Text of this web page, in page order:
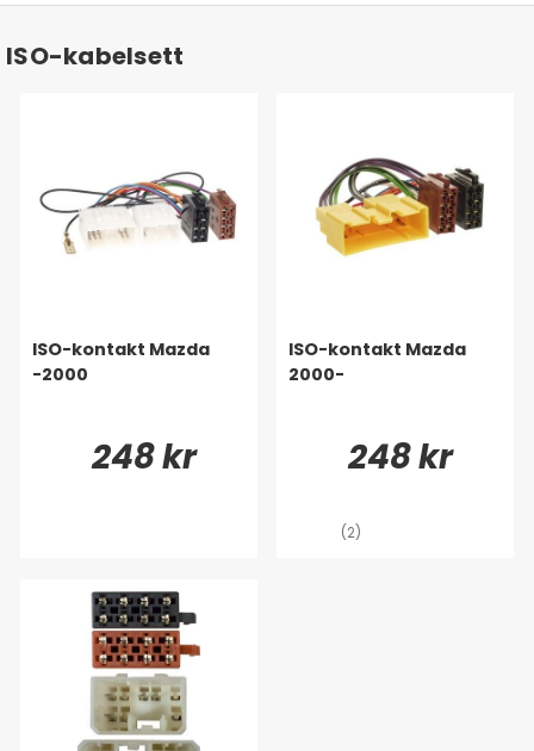
ISO-kabelsett
ISO-kontakt Mazda
-2000
248 kr
ISO-kontakt Mazda
2000-
248 kr
(2)